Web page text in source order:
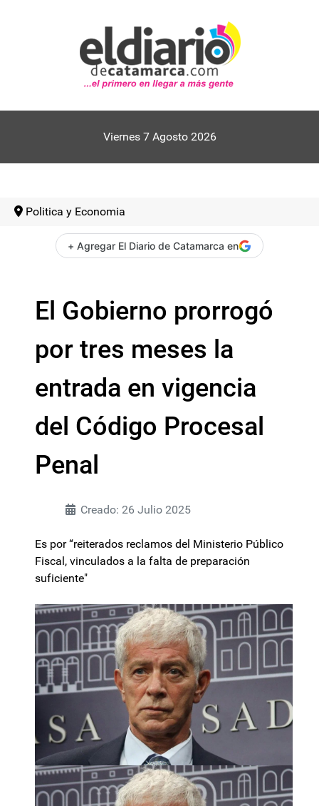
Viernes 7 Agosto 2026
Politica y Economia
+ Agregar El Diario de Catamarca en
El Gobierno prorrogó
por tres meses la
entrada en vigencia
del Código Procesal
Penal
Creado: 26 Julio 2025
Es por “reiterados reclamos del Ministerio Público
Fiscal, vinculados a la falta de preparación
suficiente"